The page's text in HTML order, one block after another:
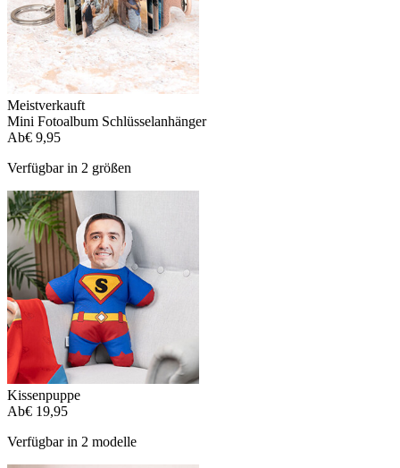
Meistverkauft
Mini Fotoalbum Schlüsselanhänger
Ab€ 9,95
Verfügbar in 2 größen
Kissenpuppe
Ab€ 19,95
Verfügbar in 2 modelle